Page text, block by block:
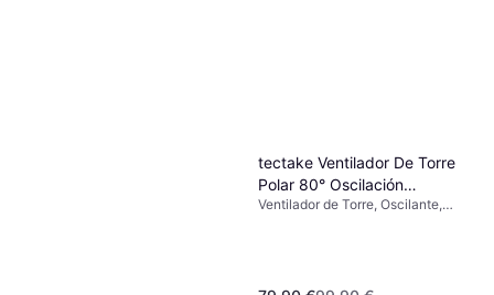
tectake Ventilador De Torre
Polar 80° Oscilación
Antracita
Ventilador de Torre, Oscilante,